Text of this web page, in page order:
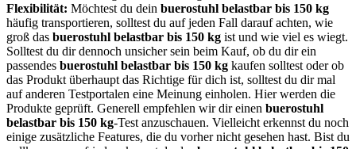
Flexibilität: Möchtest du dein buerostuhl belastbar bis 150 kg
häufig transportieren, solltest du auf jeden Fall darauf achten, wie
groß das buerostuhl belastbar bis 150 kg ist und wie viel es wiegt.
Solltest du dir dennoch unsicher sein beim Kauf, ob du dir ein
passendes buerostuhl belastbar bis 150 kg kaufen solltest oder ob
das Produkt überhaupt das Richtige für dich ist, solltest du dir mal
auf anderen Testportalen eine Meinung einholen. Hier werden die
Produkte geprüft. Generell empfehlen wir dir einen buerostuhl
belastbar bis 150 kg-Test anzuschauen. Vielleicht erkennst du noch
einige zusätzliche Features, die du vorher nicht gesehen hast. Bist du